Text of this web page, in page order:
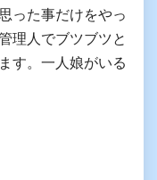
った事だけをやっ
理人でブツブツと
す。一人娘がいる